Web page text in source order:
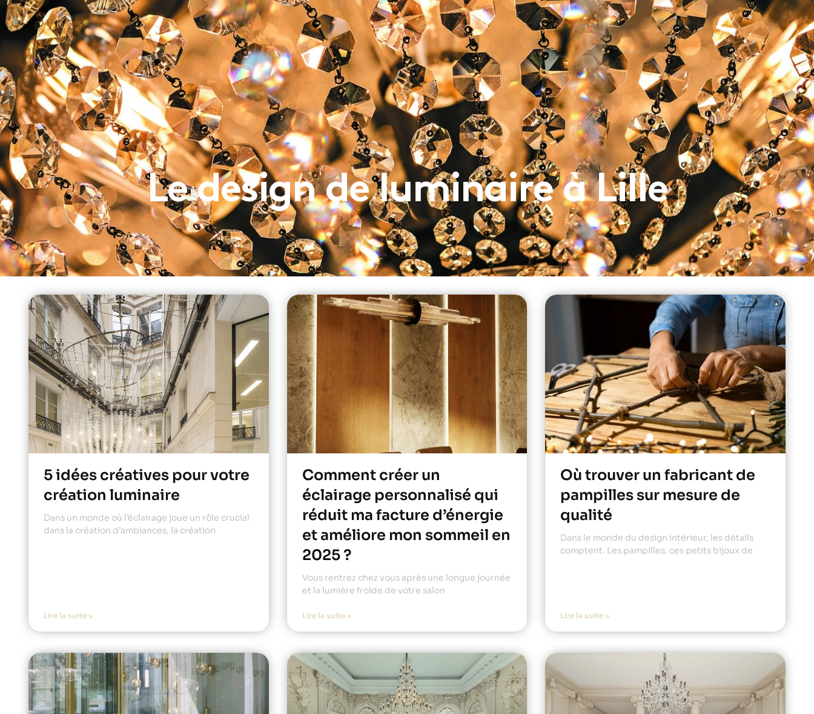
PROJETS MOSS SERIES (SHOP) NOTRE MAISON CATALOGUE PRESSE CONTACT
Le design de luminaire à Lille
5 idées créatives pour votre
création luminaire
Dans un monde où l’éclairage joue un rôle crucial
dans la création d’ambiances, la création
Lire la suite »
Comment créer un
éclairage personnalisé qui
réduit ma facture d’énergie
et améliore mon sommeil en
2025 ?
Vous rentrez chez vous après une longue journée
et la lumière froide de votre salon
Lire la suite »
Où trouver un fabricant de
pampilles sur mesure de
qualité
Dans le monde du design intérieur, les détails
comptent. Les pampilles, ces petits bijoux de
Lire la suite »